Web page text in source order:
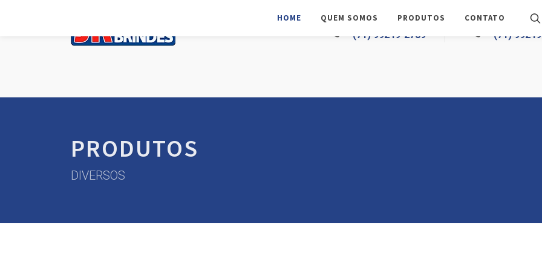
TELEFONE
(71) 99249-2789
WHATSAPP
(71)
HOME QUEM SOMOS PRODUTOS CONTATO
PRODUTOS
DIVERSOS